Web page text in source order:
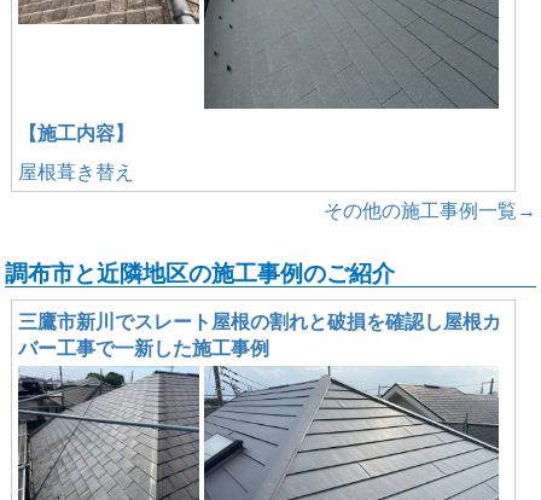
【施工内容】
屋根葺き替え
その他の施工事例一覧→
調布市と近隣地区の施工事例のご紹介
三鷹市新川でスレート屋根の割れと破損を確認し屋根カ
バー工事で一新した施工事例